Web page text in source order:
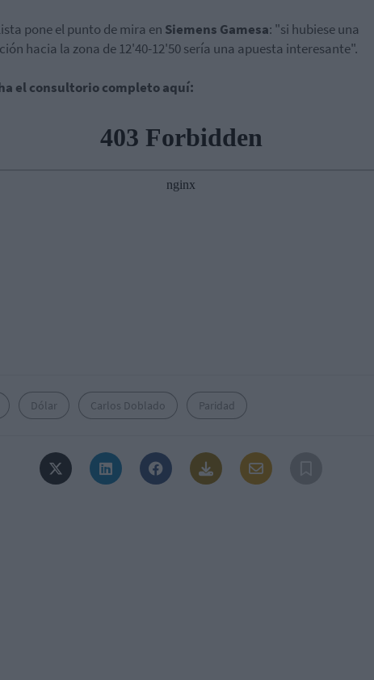
pone el punto de mira en Siemens Gamesa: "si hubiese una
hacia la zona de 12'40-12'50 sería una apuesta interesante".
el consultorio completo aquí:
Dólar Carlos Doblado Paridad